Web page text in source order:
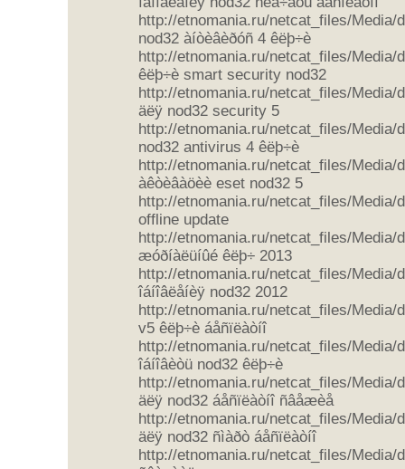
http://etnomania.ru/netcat_files/Media/
nod32 àíòèâèðóñ 4 êëþ÷è
http://etnomania.ru/netcat_files/Media/
êëþ÷è smart security nod32
http://etnomania.ru/netcat_files/Media/
äëÿ nod32 security 5
http://etnomania.ru/netcat_files/Media/
nod32 antivirus 4 êëþ÷è
http://etnomania.ru/netcat_files/Media/
àêòèâàöèè eset nod32 5
http://etnomania.ru/netcat_files/Media/
offline update
http://etnomania.ru/netcat_files/Media/
æóðíàëüíûé êëþ÷ 2013
http://etnomania.ru/netcat_files/Media/
îáíîâëåíèÿ nod32 2012
http://etnomania.ru/netcat_files/Media/
v5 êëþ÷è áåñïëàòíî
http://etnomania.ru/netcat_files/Media/
îáíîâèòü nod32 êëþ÷è
http://etnomania.ru/netcat_files/Media/
äëÿ nod32 áåñïëàòíî ñâåæèå
http://etnomania.ru/netcat_files/Media/
äëÿ nod32 ñìàðò áåñïëàòíî
http://etnomania.ru/netcat_files/Media/